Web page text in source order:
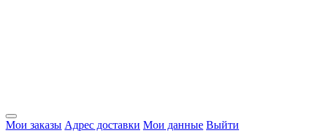
Мои заказы Адрес доставки Мои данные Выйти